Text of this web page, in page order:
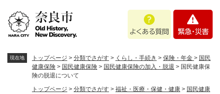
あ
問
・
現在地 トップページ > 分類でさがす > くらし・手続き > 保険・年金 > 国民
健康保険 > 国民健康保険 > 国民健康保険の加入・脱退 > 国民健康保
険の脱退について
トップページ > 分類でさがす > 福祉・医療・保健・健康 > 国民健康